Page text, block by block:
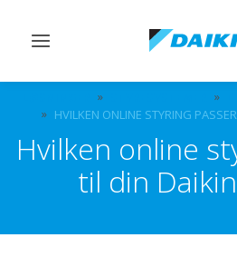
Slå
til/fra
HVILKEN ONLINE STYRING
Hvilken online
til din